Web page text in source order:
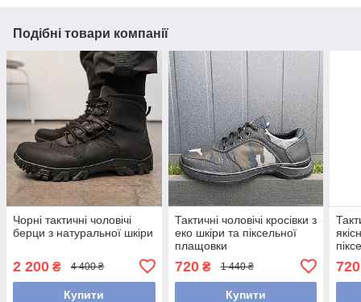
Подібні товари компанії
Чорні тактичні чоловічі
берци з натуральної шкіри
2 200 ₴ 4 400 ₴
Купити
Тактичні чоловічі кросівки з
еко шкіри та піксельної
плащовки
720₴ 1 440 ₴
Купити
720